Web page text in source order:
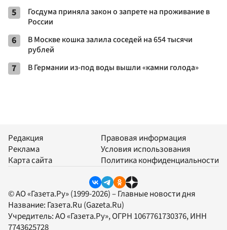
5
Госдума приняла закон о запрете на проживание в
России
6
В Москве кошка залила соседей на 654 тысячи
рублей
7 В Германии из-под воды вышли «камни голода»
Редакция
Реклама
Карта сайта
Правовая информация
Условия использования
Политика конфиденциальности
© АО «Газета.Ру» (1999-2026) – Главные новости дня
Название: Газета.Ru (Gazeta.Ru)
Учредитель:АО «Газета.Ру», ОГРН 1067761730376, ИНН